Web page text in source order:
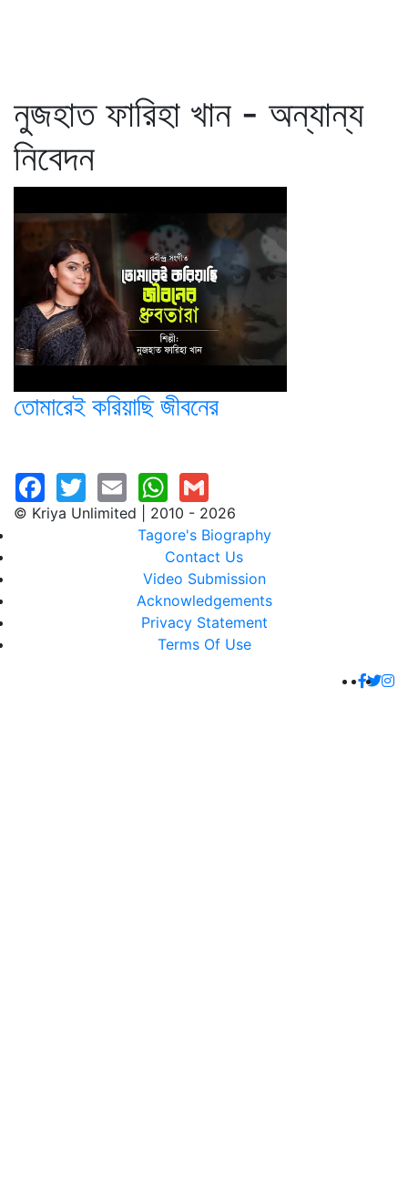
নুজহাত ফারিহা খান - অন্যান্য
নিবেদন
তোমারেই করিয়াছি জীবনের
© Kriya Unlimited | 2010 - 2026
Tagore's Biography
Contact Us
Video Submission
Acknowledgements
Privacy Statement
Terms Of Use